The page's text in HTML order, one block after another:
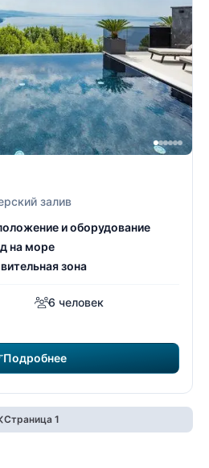
залив
и оборудование
на море
зона
6 человек
Подробнее
Страница 1